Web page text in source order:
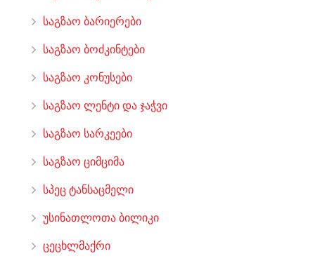
საგზაო ბარიერები
საგზაო ბოძკინტები
საგზაო კონუსები
საგზაო ლენტი და ჯაჭვი
საგზაო სარკეები
საგზაო ციმციმა
სპეც ტანსაცმელი
უსინათლოთა ბილიკი
ცეცხლმაქრი